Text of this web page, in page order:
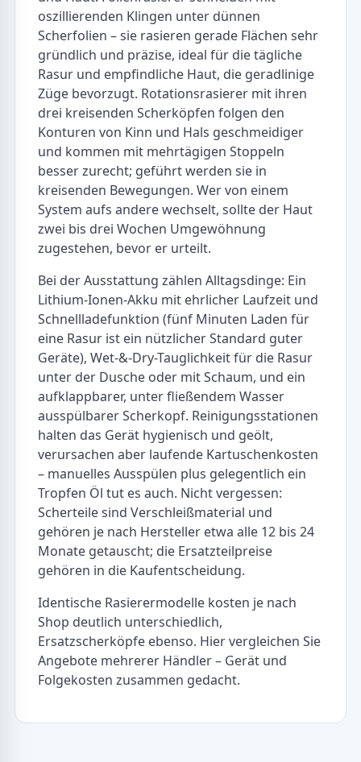
oszillierenden Klingen unter dünnen
Scherfolien – sie rasieren gerade Flächen sehr
gründlich und präzise, ideal für die tägliche
Rasur und empfindliche Haut, die geradlinige
Züge bevorzugt. Rotationsrasierer mit ihren
drei kreisenden Scherköpfen folgen den
Konturen von Kinn und Hals geschmeidiger
und kommen mit mehrtägigen Stoppeln
besser zurecht; geführt werden sie in
kreisenden Bewegungen. Wer von einem
System aufs andere wechselt, sollte der Haut
zwei bis drei Wochen Umgewöhnung
zugestehen, bevor er urteilt.
Bei der Ausstattung zählen Alltagsdinge: Ein
Lithium-Ionen-Akku mit ehrlicher Laufzeit und
Schnellladefunktion (fünf Minuten Laden für
eine Rasur ist ein nützlicher Standard guter
Geräte), Wet-&-Dry-Tauglichkeit für die Rasur
unter der Dusche oder mit Schaum, und ein
aufklappbarer, unter fließendem Wasser
ausspülbarer Scherkopf. Reinigungsstationen
halten das Gerät hygienisch und geölt,
verursachen aber laufende Kartuschenkosten
– manuelles Ausspülen plus gelegentlich ein
Tropfen Öl tut es auch. Nicht vergessen:
Scherteile sind Verschleißmaterial und
gehören je nach Hersteller etwa alle 12 bis 24
Monate getauscht; die Ersatzteilpreise
gehören in die Kaufentscheidung.
Identische Rasierermodelle kosten je nach
Shop deutlich unterschiedlich,
Ersatzscherköpfe ebenso. Hier vergleichen Sie
Angebote mehrerer Händler – Gerät und
Folgekosten zusammen gedacht.